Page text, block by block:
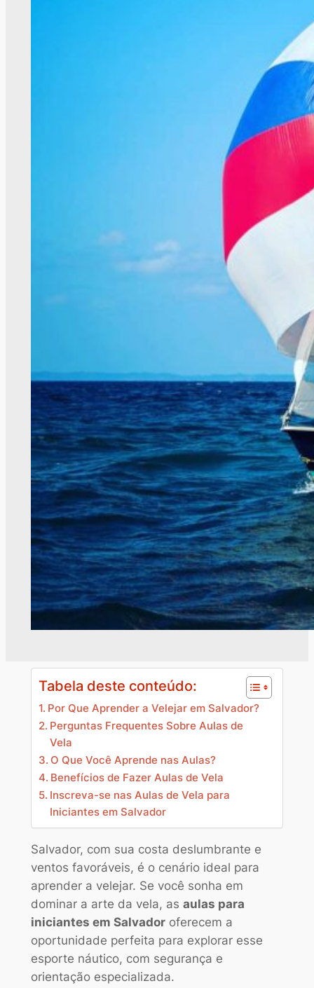
Tabela deste conteúdo:
Por Que Aprender a Velejar em Salvador?
Perguntas Frequentes Sobre Aulas de
Vela
O Que Você Aprende nas Aulas?
Benefícios de Fazer Aulas de Vela
Inscreva-se nas Aulas de Vela para
Iniciantes em Salvador
Salvador, com sua costa deslumbrante e
ventos favoráveis, é o cenário ideal para
aprender a velejar. Se você sonha em
dominar a arte da vela, as aulas para
iniciantes em Salvadoroferecem a
oportunidade perfeita para explorar esse
esporte náutico, com segurança e
orientação especializada.